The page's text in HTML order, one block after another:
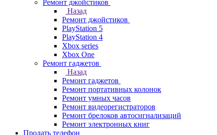
Ремонт джойстиков
Назад
Ремонт джойстиков
PlayStation 5
PlayStation 4
Xbox series
Xbox One
Ремонт гаджетов
Назад
Ремонт гаджетов
Ремонт портативных колонок
Ремонт умных часов
Ремонт видеорегистраторов
Ремонт брелоков автосигнализаций
Ремонт электронных книг
Продать телефон